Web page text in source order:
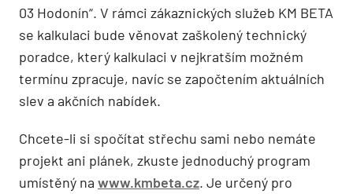
03 Hodonín“. V rámci zákaznických služeb KM BETA
se kalkulaci bude věnovat zaškolený technický
poradce, který kalkulaci v nejkratším možném
termínu zpracuje, navíc se započtením aktuálních
slev a akčních nabídek.
Chcete-li si spočítat střechu sami nebo nemáte
projekt ani plánek, zkuste jednoduchý program
umístěný na www.kmbeta.cz. Je určený pro